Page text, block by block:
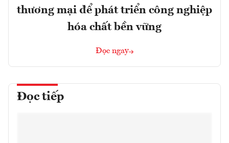
thương mại để phát triển công nghiệp
hóa chất bền vững
Đọc ngay
Đọc tiếp